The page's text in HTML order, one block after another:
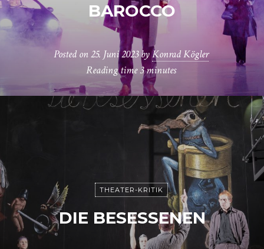
BAROCCO
Posted on25. Juni 2023byKonrad Kögler
Reading time3 minutes
THEATER-KRITIK
DIE BESESSENEN